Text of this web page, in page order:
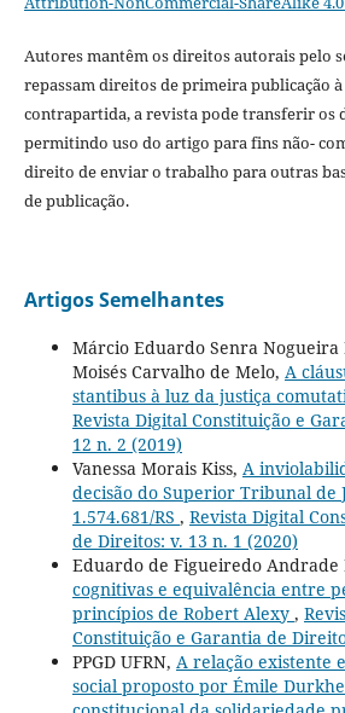
Autores mantêm os direitos autorais pelo
repassam direitos de primeira publicação
contrapartida, a revista pode transferir os
permitindo uso do artigo para fins não-
direito de enviar o trabalho para outras
de publicação.
Artigos Semelhantes
Márcio Eduardo Senra Nogueira
Moisés Carvalho de Melo, A
stantibus à luz da justiça
Revista Digital Constituição e
12 n. 2 (2019)
Vanessa Morais Kiss, A
decisão do Superior Tribunal de
1.574.681/RS , Revista Digital
de Direitos: v. 13 n. 1 (2020)
Eduardo de Figueiredo Andrade
cognitivas e equivalência entre
princípios de Robert Alexy ,
Constituição e Garantia de
PPGD UFRN, A relação existente
social proposto por Émile